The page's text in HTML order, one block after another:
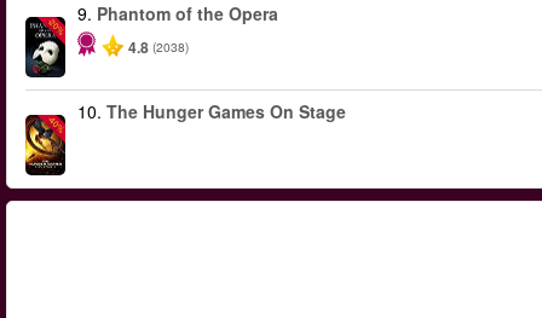
-20%
9. Phantom of the Opera
4.8 (2038)
-40%
10. The Hunger Games On Stage